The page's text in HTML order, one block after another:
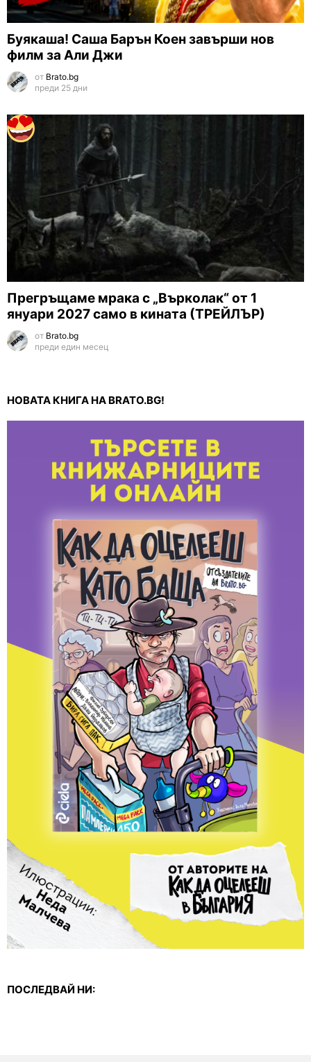
Буякаша! Саша Барън Коен завърши нов
филм за Али Джи
от Brato.bg
преди 25 дни
Прегръщаме мрака с „Върколак“ от 1
януари 2027 само в кината (ТРЕЙЛЪР)
от Brato.bg
преди един месец
НОВАТА КНИГА НА BRATO.BG!
ПОСЛЕДВАЙ НИ: